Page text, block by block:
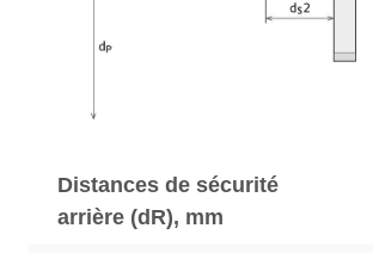
Distances de sécurité
arrière (dR), mm